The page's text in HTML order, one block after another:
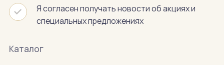
Я согласен получать новости об акциях и
специальных предложениях
Каталог